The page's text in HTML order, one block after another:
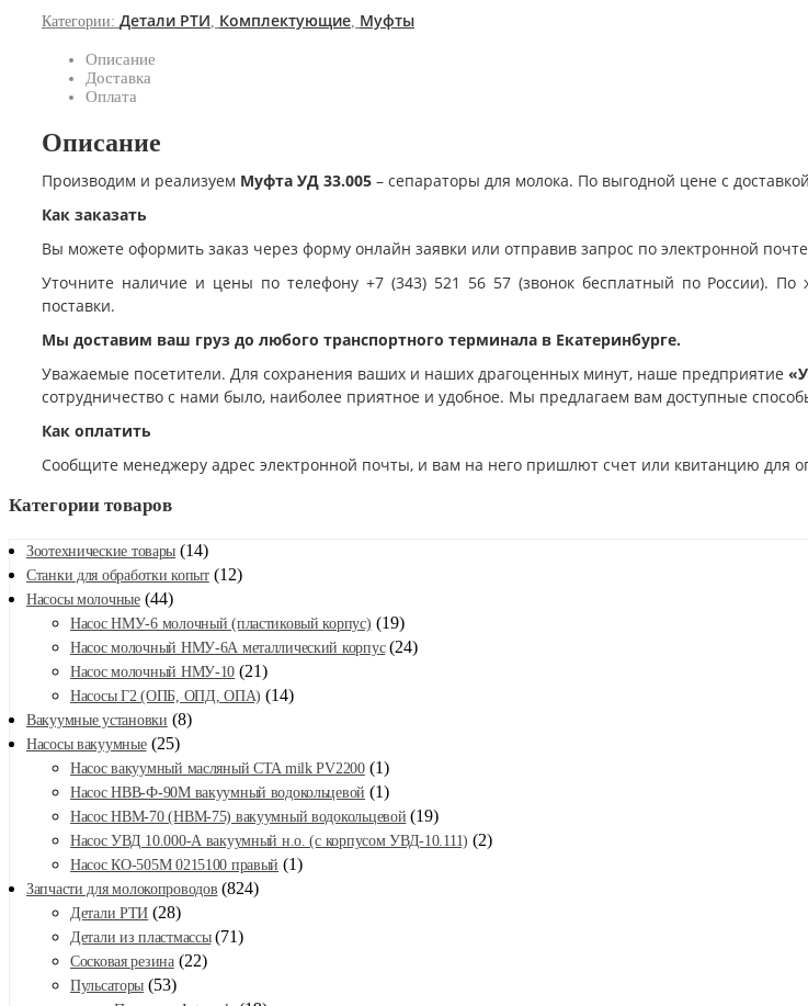
Категории: Детали РТИ Комплектующие Муфты
Описание
Доставка
Оплата
Описание
Производим и реализуем Муфта УД 33.005 – сепараторы для молока. По выгодной цене с
Как заказать
Вы можете оформить заказ через форму онлайн заявки или отправив запрос по электронной
Уточните наличие и цены по телефону +7 (343) 521 56 57 (звонок бесплатный по России).
поставки.
Мы доставим ваш груз до любого транспортного терминала в Екатеринбурге.
Уважаемые посетители. Для сохранения ваших и наших драгоценных минут, наше предприятие
сотрудничество с нами было, наиболее приятное и удобное. Мы предлагаем вам доступные
Как оплатить
Сообщите менеджеру адрес электронной почты, и вам на него пришлют счет или квитанцию для
Категории товаров
Зоотехнические товары (14)
Станки для обработки копыт (12)
Насосы молочные (44)
Насос НМУ-6 молочный (пластиковый корпус) (19)
Насос молочный НМУ-6А металлический корпус (24)
Насос молочный НМУ-10 (21)
Насосы Г2 (ОПБ, ОПД, ОПА) (14)
Вакуумные установки (8)
Насосы вакуумные (25)
Насос вакуумный масляный CTA milk PV2200 (1)
Насос НВВ-Ф-90М вакуумный водокольцевой (1)
Насос НВМ-70 (НВМ-75) вакуумный водокольцевой (19)
Насос УВД 10.000-А вакуумный н.о. (с корпусом УВД-10.111) (2)
Насос КО-505М 0215100 правый (1)
Запчасти для молокопроводов (824)
Детали РТИ (28)
Детали из пластмассы (71)
Сосковая резина (22)
Пульсаторы (53)